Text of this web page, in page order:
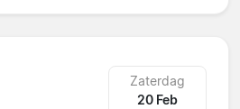
Zaterdag
20 Feb